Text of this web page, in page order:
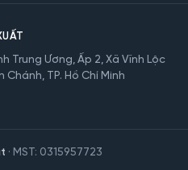
Trung Ương, Ấp 2, Xã Vĩnh Lộc
Chánh, TP. Hồ Chí Minh
· MST: 0315957723